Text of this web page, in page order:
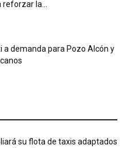
reforzar la...
a demanda para Pozo Alcón y
su flota de taxis adaptados